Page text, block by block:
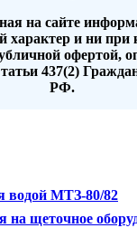
на сайте
и ни при
офертой,
437(2)
РФ.
водой МТЗ-80/82
на щеточное